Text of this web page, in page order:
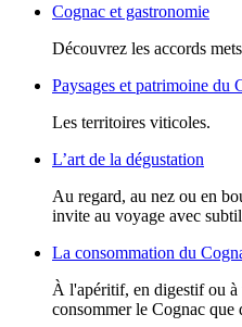
Cognac et gastronomie
Découvrez les accords
Paysages et patrimoine du
Les territoires viticoles.
L’art de la dégustation
Au regard, au nez ou en
invite au voyage avec
La consommation du
À l'apéritif, en digestif ou à
consommer le Cognac que